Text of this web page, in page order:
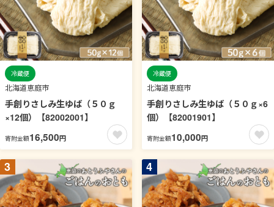
北海道恵庭市
冷蔵便
手創りさしみ生ゆば（５０ｇ
×12個）【82002001】
寄附金額16,500円
北海道恵庭市
冷蔵便
手創りさしみ生ゆば（５０ｇ×6
個）【82001901】
寄附金額10,000円
3 4